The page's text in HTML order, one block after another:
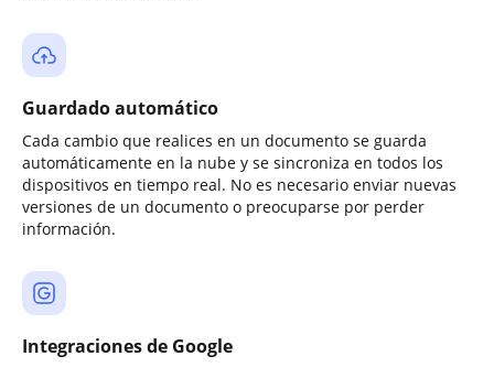
Guardado automático
Cada cambio que realices en un documento se guarda
automáticamente en la nube y se sincroniza en todos los
dispositivos en tiempo real. No es necesario enviar nuevas
versiones de un documento o preocuparse por perder
información.
Integraciones de Google